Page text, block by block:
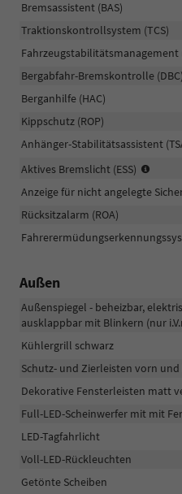
Bremsassistent (BAS)
Traktionskontrollsystem (TCS)
Fahrzeugstabilitätsmanagement
Bergabfahr-Bremskontrolle (DBC)
Berganhilfe (HAC)
Kippschutz (ROP)
Anhänger-Stabilitätsassistent
Aktives Bremslicht (ESS)
die
Anzeige für nicht angelegte
Rücksitzalarm (ROA)
Außen
Außenspiegel - beheizbar,
ausklappbar mit Blinkern (nur
Kühlergrill schwarz
Schutz- und Zierleisten vorn
Dekorative Fensterleisten matt
Full-LED-Scheinwerfer mit mit
LED-Tagfahrlicht
Voll-LED-Rückleuchten
Getönte Scheiben